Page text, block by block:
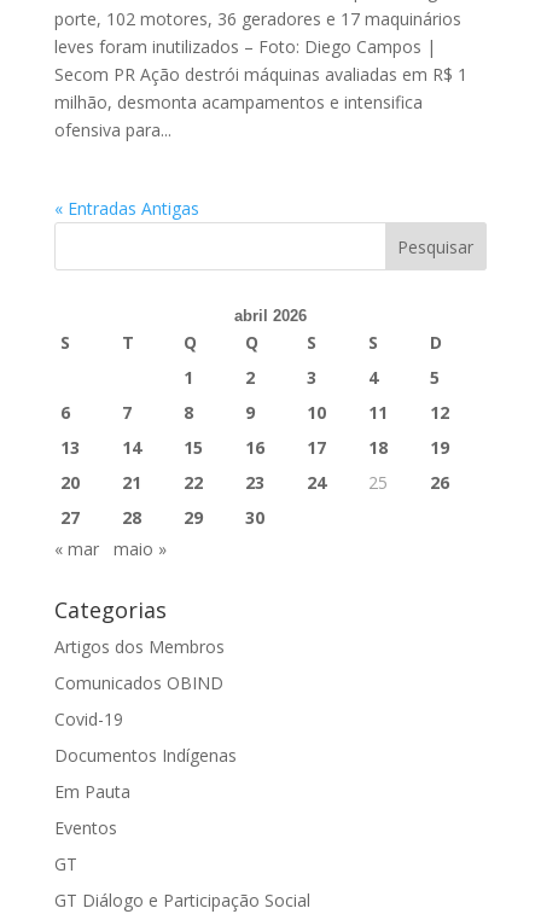
porte, 102 motores, 36 geradores e 17 maquinários
leves foram inutilizados – Foto: Diego Campos |
Secom PR Ação destrói máquinas avaliadas em R$ 1
milhão, desmonta acampamentos e intensifica
ofensiva para...
« Entradas Antigas
abril 2026
S T Q Q S S
D
1
2 3 4
5
6
7 8 9 10 11
12
13
14 15 16 17 18
19
20
21 22 23 24 25
26
27
28 29
30
« mar
maio »
Categorias
Artigos dos Membros
Comunicados OBIND
Covid-19
Documentos Indígenas
Em Pauta
Eventos
GT
GT Diálogo e Participação Social